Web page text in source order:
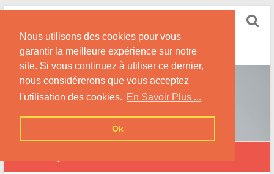
Nous utilisons des cookies pour vous
garantir la meilleure expérience sur notre
site. Si vous continuez à utiliser ce dernier,
nous considérerons que vous acceptez
l'utilisation des cookies. En Savoir Plus ...
Ok
Skip
content
Conseils et Infos pour la Rencontre d'une Belle
Africaine !